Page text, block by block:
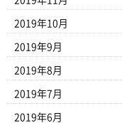
2019年10月
2019年9月
2019年8月
2019年7月
2019年6月